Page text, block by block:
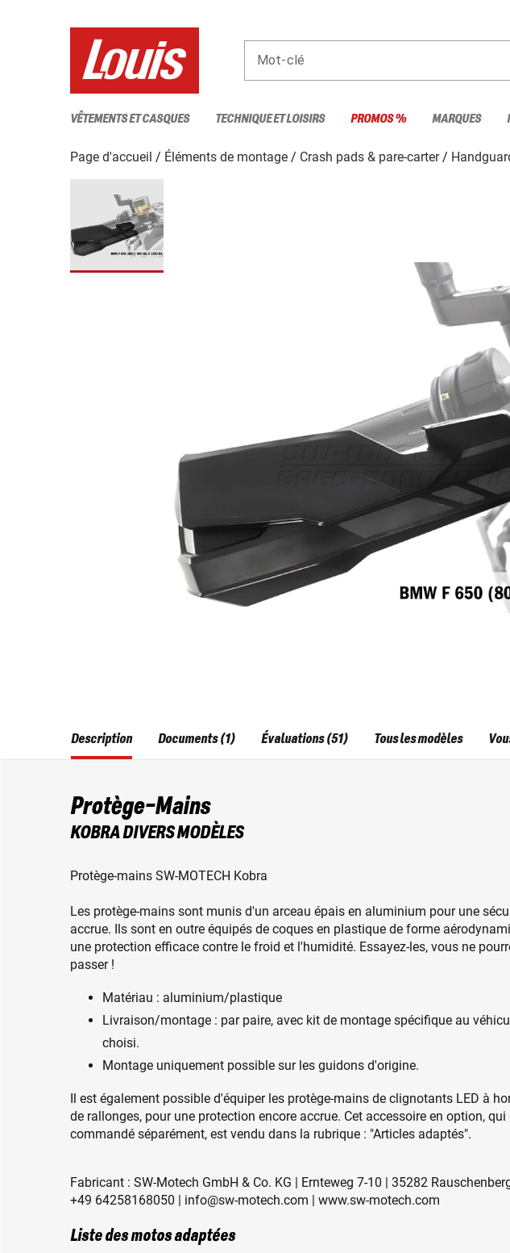
Mot-clé
VÊTEMENTS ET CASQUES TECHNIQUE ET LOISIRS PROMOS % MARQUES
Page d'accueil Éléments de montage Crash pads & pare-carter
Description
Protège-Mains
KOBRA DIVERS MODÈLES
Protège-mains SW-MOTECH Kobra
Les protège-mains sont munis d'un arceau épais en aluminium pour une
accrue. Ils sont en outre équipés de coques en plastique de forme
une protection efficace contre le froid et l'humidité. Essayez-les, vous ne
passer !
Matériau : aluminium/plastique
Livraison/montage : par paire, avec kit de montage spécifique au
choisi.
Montage uniquement possible sur les guidons d'origine.
Il est également possible d'équiper les protège-mains de clignotants LED à
de rallonges, pour une protection encore accrue. Cet accessoire en option, qui
commandé séparément, est vendu dans la rubrique : "Articles adaptés".
Fabricant : SW-Motech GmbH & Co. KG | Ernteweg 7-10 | 35282
+49 64258168050 | info@sw-motech.com | www.sw-motech.com
Liste des motos adaptées
Documents (1) Évaluations (51) Tous les modèles